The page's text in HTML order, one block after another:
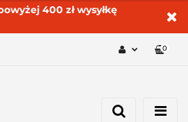
400 zł wysyłkę
Dodaj zgłoszenie
0